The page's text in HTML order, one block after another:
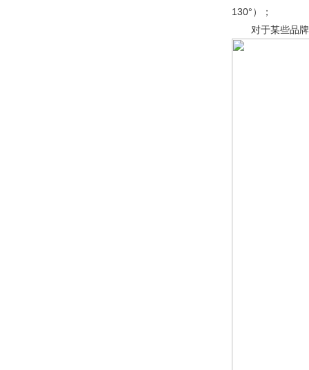
130°）；
对于某些品牌